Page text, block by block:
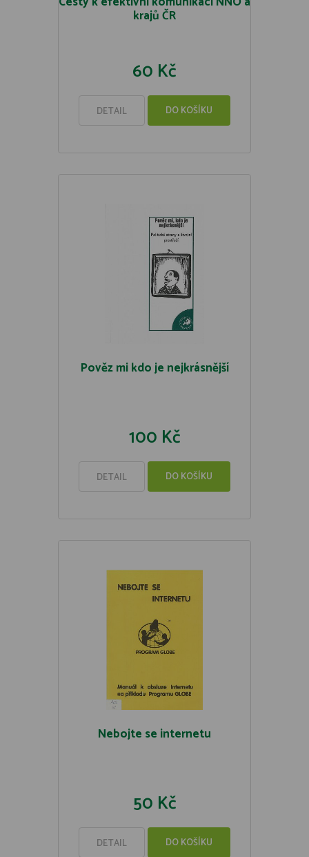
krajů ČR
60 Kč
DETAIL DO KOŠÍKU
Pověz mi kdo je nejkrásnější
100 Kč
DETAIL DO KOŠÍKU
Nebojte se internetu
50 Kč
DETAIL DO KOŠÍKU